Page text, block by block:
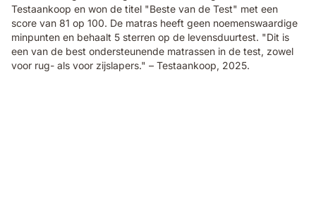
Testaankoop en won de titel "Beste van de Test" met een
score van 81 op 100. De matras heeft geen noemenswaardige
minpunten en behaalt 5 sterren op de levensduurtest. "Dit is
een van de best ondersteunende matrassen in de test, zowel
voor rug- als voor zijslapers." – Testaankoop, 2025.